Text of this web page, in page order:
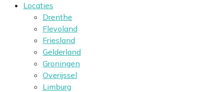
Locaties
Drenthe
Flevoland
Friesland
Gelderland
Groningen
Overijssel
Limburg